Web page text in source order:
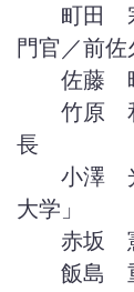
町田 宗
門官／前
佐藤 晴
竹原 和
長
小澤 光
大学」
赤坂 憲
飯島 重